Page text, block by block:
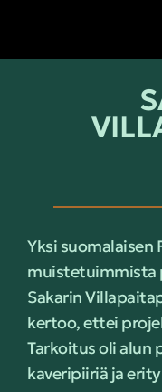
Yksi suomalaisen
muistetuimmista
Sakarin
kertoo, ettei
Tarkoitus oli alun
kaveripiiriä ja